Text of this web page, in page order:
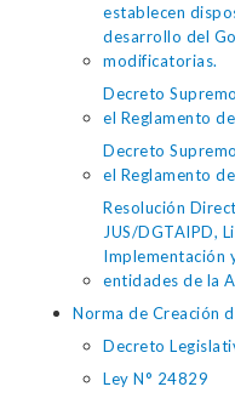
establecen
desarrollo del
modificatorias.
Decreto
el Reglamento
Decreto
el Reglamento
Resolución
JUS/DGTAIPD,
Implementación
entidades de la
Norma de Creación
Decreto
Ley N° 24829